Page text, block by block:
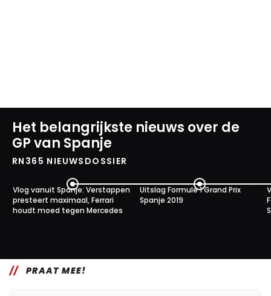
Het belangrijkste nieuws over de
GP van Spanje
RN365 NIEUWSDOSSIER
Vlog vanuit Spanje: Verstappen
presteert maximaal, Ferrari
houdt moed tegen Mercedes
Uitslag Formule 1 Grand Prix
Spanje 2019
PRAAT MEE!